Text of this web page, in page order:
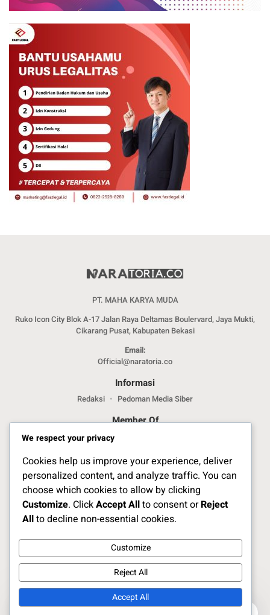
PT. MAHA KARYA MUDA
Ruko Icon City Blok A-17 Jalan Raya Deltamas Boulervard, Jaya Mukti,
Cikarang Pusat, Kabupaten Bekasi
Email:
Official@naratoria.co
Informasi
Redaksi Pedoman Media Siber
Member Of
Jelajahi Berita di Apps Kami
Ikuti Kami
Copyright Naratoria.co © 2025
We respect your privacy
Cookies help us improve your experience, deliver
personalized content, and analyze traffic. You can
choose which cookies to allow by clicking
Customize. ClickAccept Allto consent orReject
Allto decline non-essential cookies.
Customize
Reject All
Accept All